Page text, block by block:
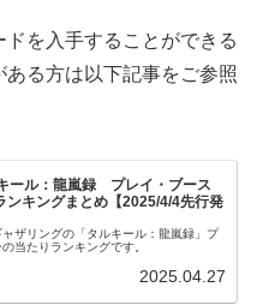
を入手することができる
る方は以下記事をご参照
キール：龍嵐録 プレイ・ブース
ンキングまとめ【2025/4/4先行発
ザリングの「タルキール：龍嵐録」プ
当たりランキングです。
2025.04.27